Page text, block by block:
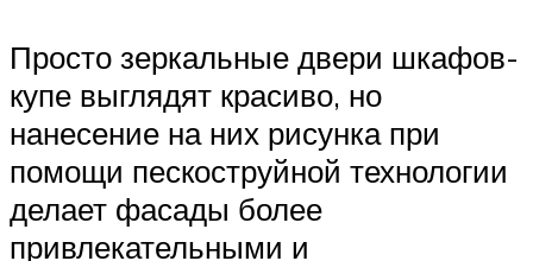
Просто зеркальные двери шкафов-
купе выглядят красиво, но
нанесение на них рисунка при
помощи пескоструйной технологии
делает фасады более
привлекательными и